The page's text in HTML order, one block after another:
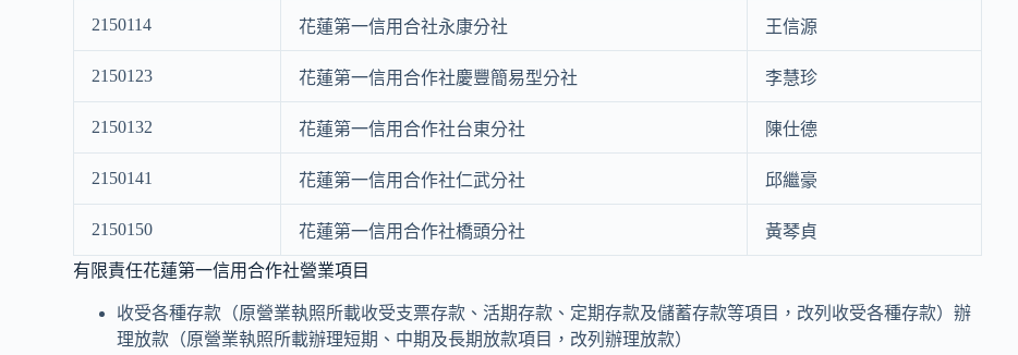
2150114 花蓮第一信用合社永康分社 王信源
2150123 花蓮第一信用合作社慶豐簡易型分社 李慧珍
2150132 花蓮第一信用合作社台東分社 陳仕德
2150141 花蓮第一信用合作社仁武分社 邱繼豪
2150150 花蓮第一信用合作社橋頭分社 黃琴貞
有限責任花蓮第一信用合作社營業項目
收受各種存款（原營業執照所載收受支票存款、活期存款、定期存款及儲蓄存款等項目，改列收受各種存款）辦
理放款（原營業執照所載辦理短期、中期及長期放款項目，改列辦理放款）